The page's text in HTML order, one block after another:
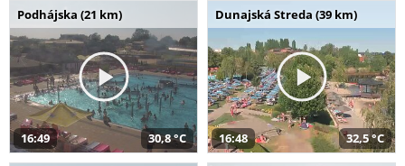
Podhájska (21 km)
16:49 30,8 °C
Dunajská Streda (39 km)
16:48 32,5 °C